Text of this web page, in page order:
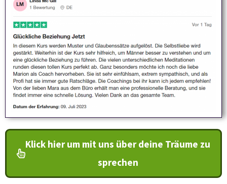
Klick hier um mit uns über deine Träume zu
sprechen